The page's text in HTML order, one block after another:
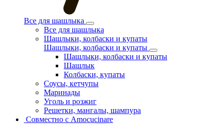
Все для шашлыка
Все для шашлыка
Шашлыки, колбаски и купаты
Шашлыки, колбаски и купаты
Шашлыки, колбаски и купаты
Шашлык
Колбаски, купаты
Соусы, кетчупы
Маринады
Уголь и розжиг
Решетки, мангалы, шампура
Совместно с Amocucinare